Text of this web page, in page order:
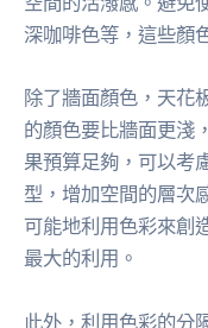
深咖啡色等，這些顏
除了牆面顏色，天花
的顏色要比牆面更淺
果預算足夠，可以考
型，增加空間的層次
可能地利用色彩來創
最大的利用。
此外，利用色彩的分